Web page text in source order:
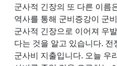
군사적 긴장의 또 다른 이름
역사를 통해 군비증강이 군
군사적 긴장으로 이어져 우
다는 것을 알고 있습니다.
군사비 지출입니다. 오늘 우